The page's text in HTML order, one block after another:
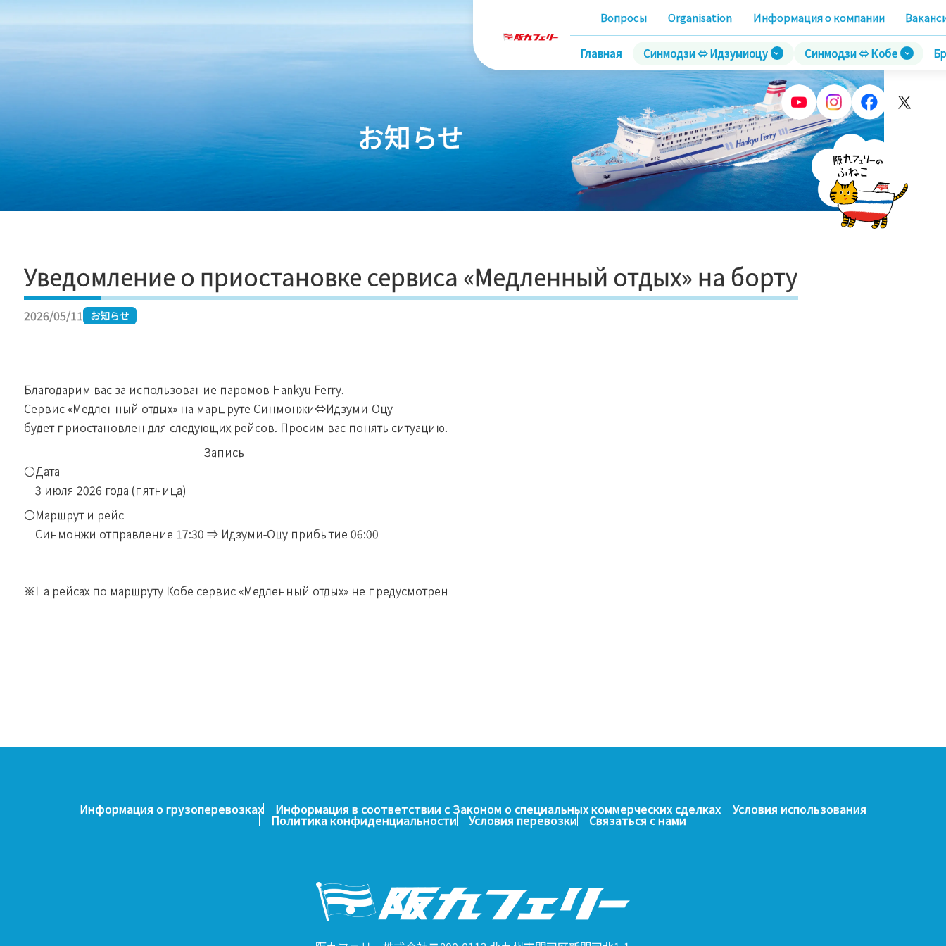
Вопросы Organisation Информация о компании
Главная Синмодзи ⇔ Идзумиоцу Синмодзи ⇔ Кобе
お知らせ
Уведомление о приостановке сервиса «Медленный отдых» на борту
2026/05/11 お知らせ
Благодарим вас за использование паромов Hankyu Ferry.
Сервис «Медленный отдых» на маршруте Синмонжи⇔Идзуми-Оцу
будет приостановлен для следующих рейсов. Просим вас понять ситуацию.
Запись
〇Дата
3 июля 2026 года (пятница)
〇Маршрут и рейс
Синмонжи отправление 17:30 ⇒ Идзуми-Оцу прибытие 06:00
※На рейсах по маршруту Кобе сервис «Медленный отдых» не предусмотрен
Информация о грузоперевозках Информация в соответствии с Законом о специальных коммерческих сделках Условия использования
Политика конфиденциальности Условия перевозки Связаться с нами